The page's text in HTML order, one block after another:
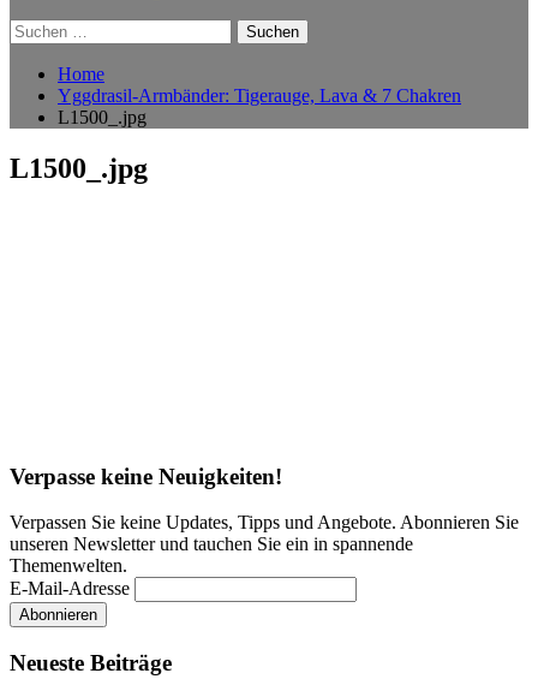
Suchen
nach:
Home
Yggdrasil-Armbänder: Tigerauge, Lava & 7 Chakren
L1500_.jpg
L1500_.jpg
Verpasse keine Neuigkeiten!
Verpassen Sie keine Updates, Tipps und Angebote. Abonnieren Sie
unseren Newsletter und tauchen Sie ein in spannende
Themenwelten.
E-Mail-Adresse
Neueste Beiträge